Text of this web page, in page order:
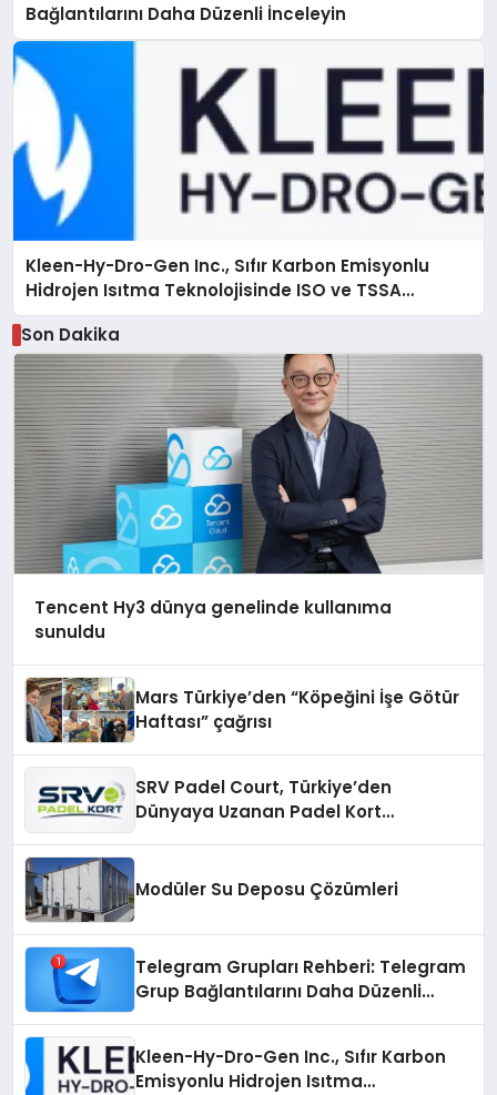
Bağlantılarını Daha Düzenli İnceleyin
Kleen-Hy-Dro-Gen Inc., Sıfır Karbon Emisyonlu
Hidrojen Isıtma Teknolojisinde ISO ve TSSA
Düzenleyici Onaylarını Aldı
Son Dakika
Tencent Hy3 dünya genelinde kullanıma
sunuldu
Mars Türkiye’den “Köpeğini İşe Götür
Haftası” çağrısı
SRV Padel Court, Türkiye’den
Dünyaya Uzanan Padel Kort
Modüler Su Deposu Çözümleri
Telegram Grupları Rehberi: Telegram
Grup Bağlantılarını Daha Düzenli
Kleen-Hy-Dro-Gen Inc., Sıfır Karbon
Emisyonlu Hidrojen Isıtma